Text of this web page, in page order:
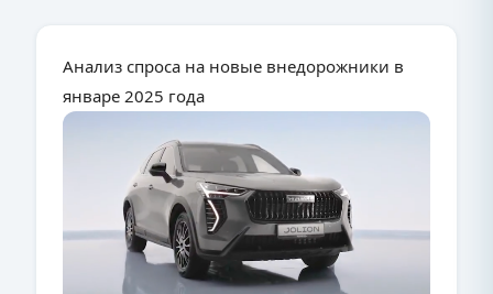
Анализ спроса на новые внедорожники в
январе 2025 года